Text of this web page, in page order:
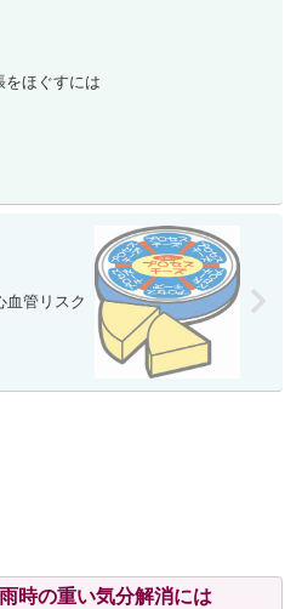
をほぐすには
血管リスク
時の重い気分解消には